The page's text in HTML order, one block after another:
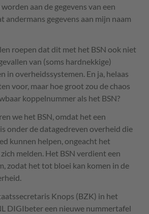
aan de gegevens van een
andermans gegevens aan mijn naam
roepen dat dit met het BSN ook niet
van (soms hardnekkige)
in overheidssystemen. En ja, helaas
voor, maar hoe groot zou de chaos
koppelnummer als het BSN?
we het BSN, omdat het een
onder de datagedreven overheid die
kunnen helpen, ongeacht het
melden. Het BSN verdient een
zodat het tot bloei kan komen in de
Knops (BZK) in het
DIGIbeter een nieuwe nummertafel